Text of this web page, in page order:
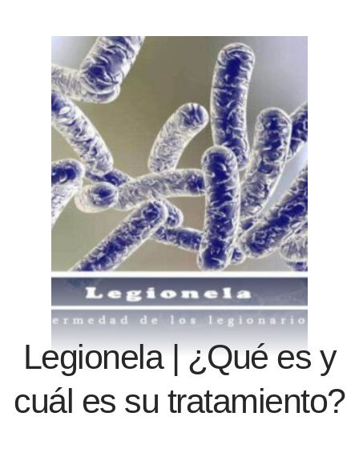
Legionela | ¿Qué es y
cuál es su tratamiento?